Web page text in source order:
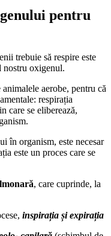
pentru
trebuie să respire este
nostru oxigenul.
aerobe, pentru că
respirația
care se eliberează,
în organism, este necesar
este un proces care se
, care cuprinde, la
inspirația și expirația